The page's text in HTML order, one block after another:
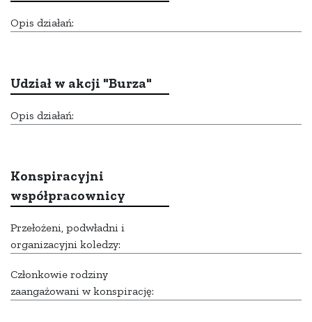
Opis działań:
Udział w akcji "Burza"
Opis działań:
Konspiracyjni
współpracownicy
Przełożeni, podwładni i
organizacyjni koledzy:
Członkowie rodziny
zaangażowani w konspirację: